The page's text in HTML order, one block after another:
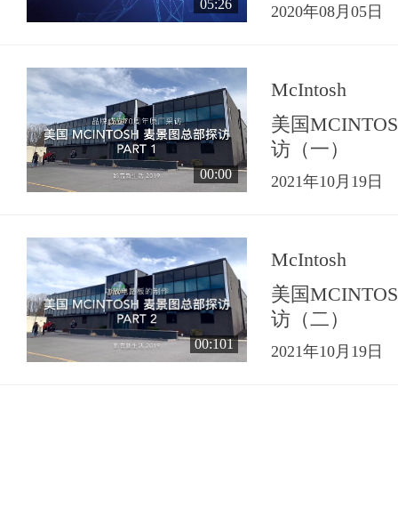
05:26 2020年08月05日
00:00
McIntosh
美国
访（一）
2021年10月19日
00:101
McIntosh
美国
访（二）
2021年10月19日